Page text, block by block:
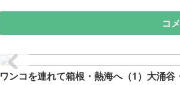
コ
ワンコを連れて箱根・熱海へ（1）大涌谷